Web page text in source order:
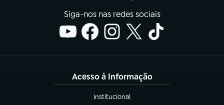
Siga-nos nas redes sociais
Acesso à Informação
Institucional
(abre em nova aba)